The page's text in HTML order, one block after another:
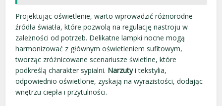
Projektując oświetlenie, warto wprowadzić różnorodne
źródła światła, które pozwolą na regulację nastroju w
zależności od potrzeb. Delikatne lampki nocne mogą
harmonizować z głównym oświetleniem sufitowym,
tworząc zróżnicowane scenariusze świetlne, które
podkreślą charakter sypialni. Narzutyi tekstylia,
odpowiednio oświetlone, zyskają na wyrazistości, dodając
wnętrzu ciepła i przytulności.